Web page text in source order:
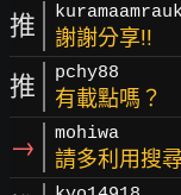
推 kuramaamrauk
謝謝分享!!
推 pchy88
有載點嗎？
→ mohiwa
請多利用搜